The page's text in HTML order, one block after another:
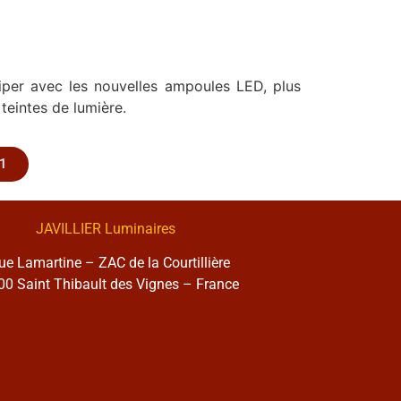
avec les nouvelles ampoules LED, plus
de lumière.
JAVILLIER Luminaires
Lamartine – ZAC de la Courtillière
Saint Thibault des Vignes – France